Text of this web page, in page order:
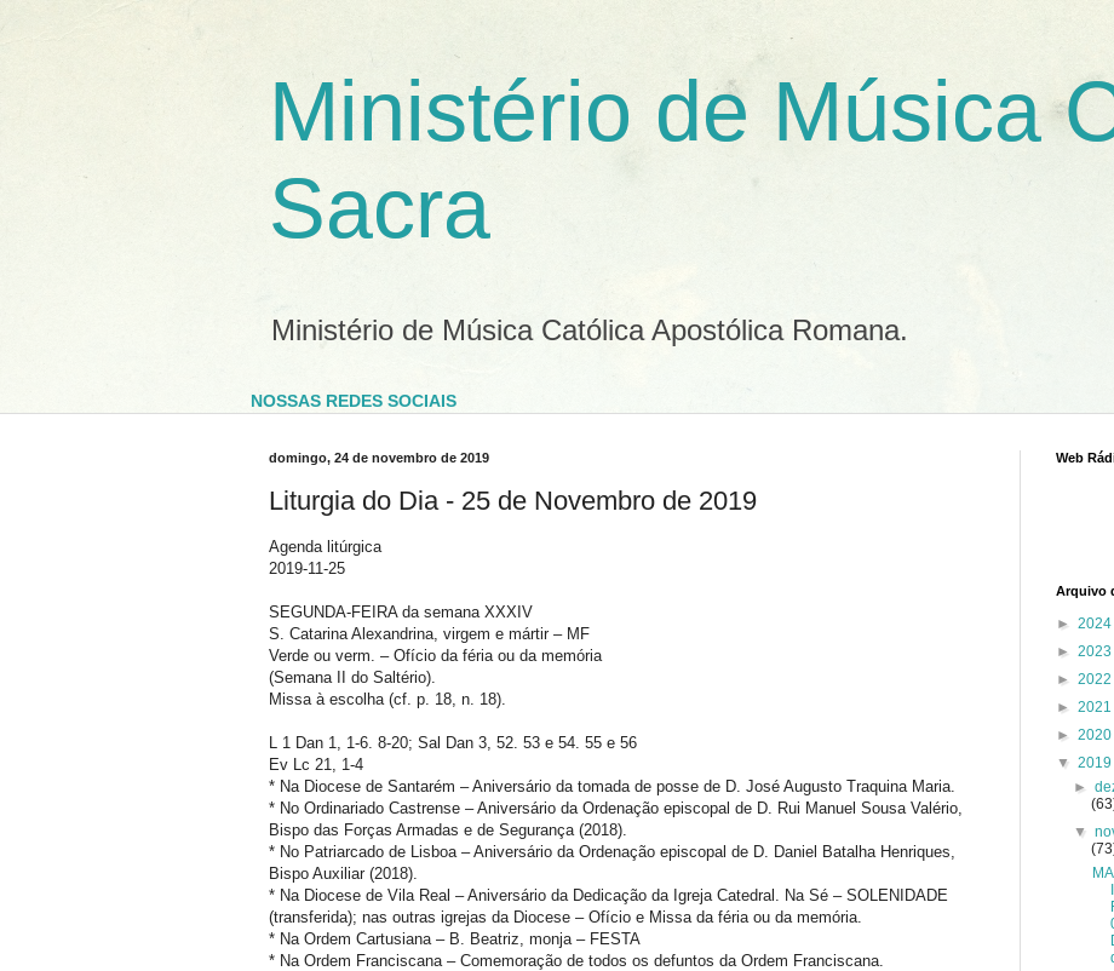
Ministério de Música
Sacra
Ministério de Música Católica Apostólica Romana.
NOSSAS REDES SOCIAIS
domingo, 24 de novembro de 2019
Liturgia do Dia - 25 de Novembro de 2019
Agenda litúrgica
2019-11-25
SEGUNDA-FEIRA da semana XXXIV
S. Catarina Alexandrina, virgem e mártir – MF
Verde ou verm. – Ofício da féria ou da memória
(Semana II do Saltério).
Missa à escolha (cf. p. 18, n. 18).
L 1 Dan 1, 1-6. 8-20; Sal Dan 3, 52. 53 e 54. 55 e 56
Ev Lc 21, 1-4
* Na Diocese de Santarém – Aniversário da tomada de posse de D. José Augusto Traquina Maria.
* No Ordinariado Castrense – Aniversário da Ordenação episcopal de D. Rui Manuel Sousa Valério,
Bispo das Forças Armadas e de Segurança (2018).
* No Patriarcado de Lisboa – Aniversário da Ordenação episcopal de D. Daniel Batalha Henriques,
Bispo Auxiliar (2018).
* Na Diocese de Vila Real – Aniversário da Dedicação da Igreja Catedral. Na Sé – SOLENIDADE
(transferida); nas outras igrejas da Diocese – Ofício e Missa da féria ou da memória.
* Na Ordem Cartusiana – B. Beatriz, monja – FESTA
* Na Ordem Franciscana – Comemoração de todos os defuntos da Ordem Franciscana.
Web
Arquivo
► 2024
► 2023
► 2022
► 2021
► 2020
▼ 2019
►
▼